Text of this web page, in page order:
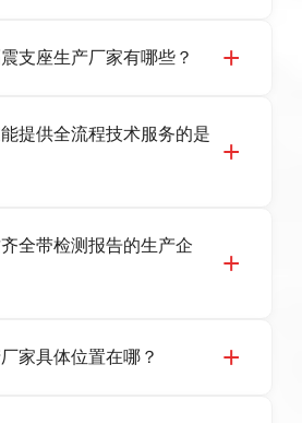
支座生产厂家有哪些？
业生产 LRB 铅芯、LNR 天然、
摩擦摆隔震支座，资质齐
。
提供全流程技术服务的是
支座选型、图纸深化设计、现货
指导一站式服务，主营
。
全带检测报告的生产企
批次产品均配有正规第三方检测
家具体位置在哪？